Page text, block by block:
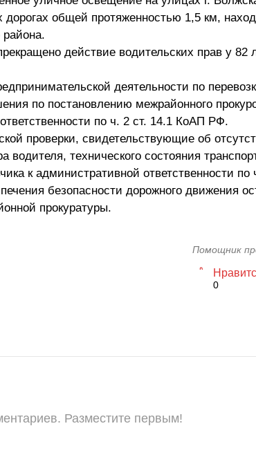
дорогах общей протяженностью 1,5 км,
действие водительских прав у
деятельности по
по постановлению межрайонного
по ч. 2 ст. 14.1 КоАП РФ.
проверки, свидетельствующие об
водителя, технического состояния
к административной ответственности
безопасности дорожного движения
прокуратуры.
Помощник
0
Разместите первым!